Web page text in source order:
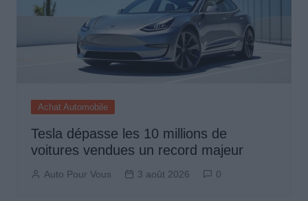
Achat Automobile
Tesla dépasse les 10 millions de
voitures vendues un record majeur
Auto Pour Vous 3 août 2026 0